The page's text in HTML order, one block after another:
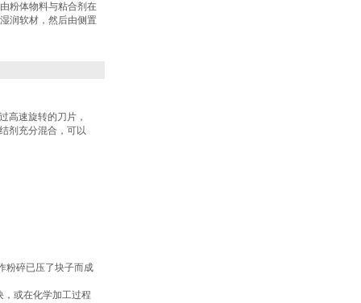
粉体物料与粘合剂在
润软材，然后由侧置
高速旋转的刀片，
剂充分混合，可以
粉碎已压了块子而成
或在化学加工过程